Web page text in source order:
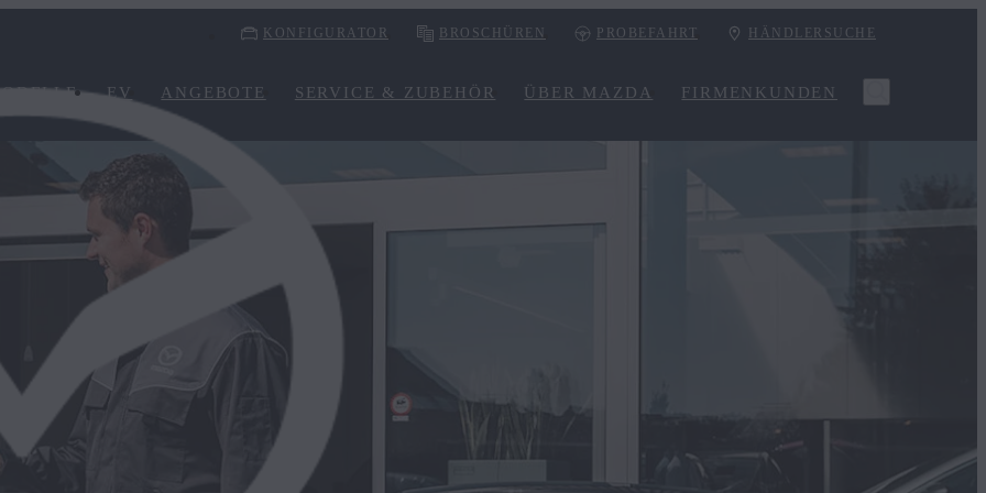
KONFIGURATOR BROSCHÜREN PROBEFAHRT HÄNDLERSUCHE
EV ANGEBOTE SERVICE & ZUBEHÖR ÜBER MAZDA FIRMENKUNDEN